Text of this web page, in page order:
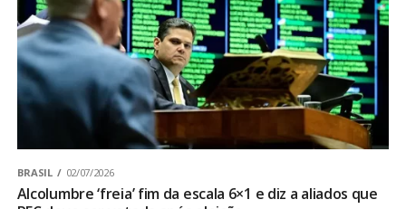
BRASIL 02/07/2026
Alcolumbre ‘freia’ fim da escala 6×1 e diz a aliados que